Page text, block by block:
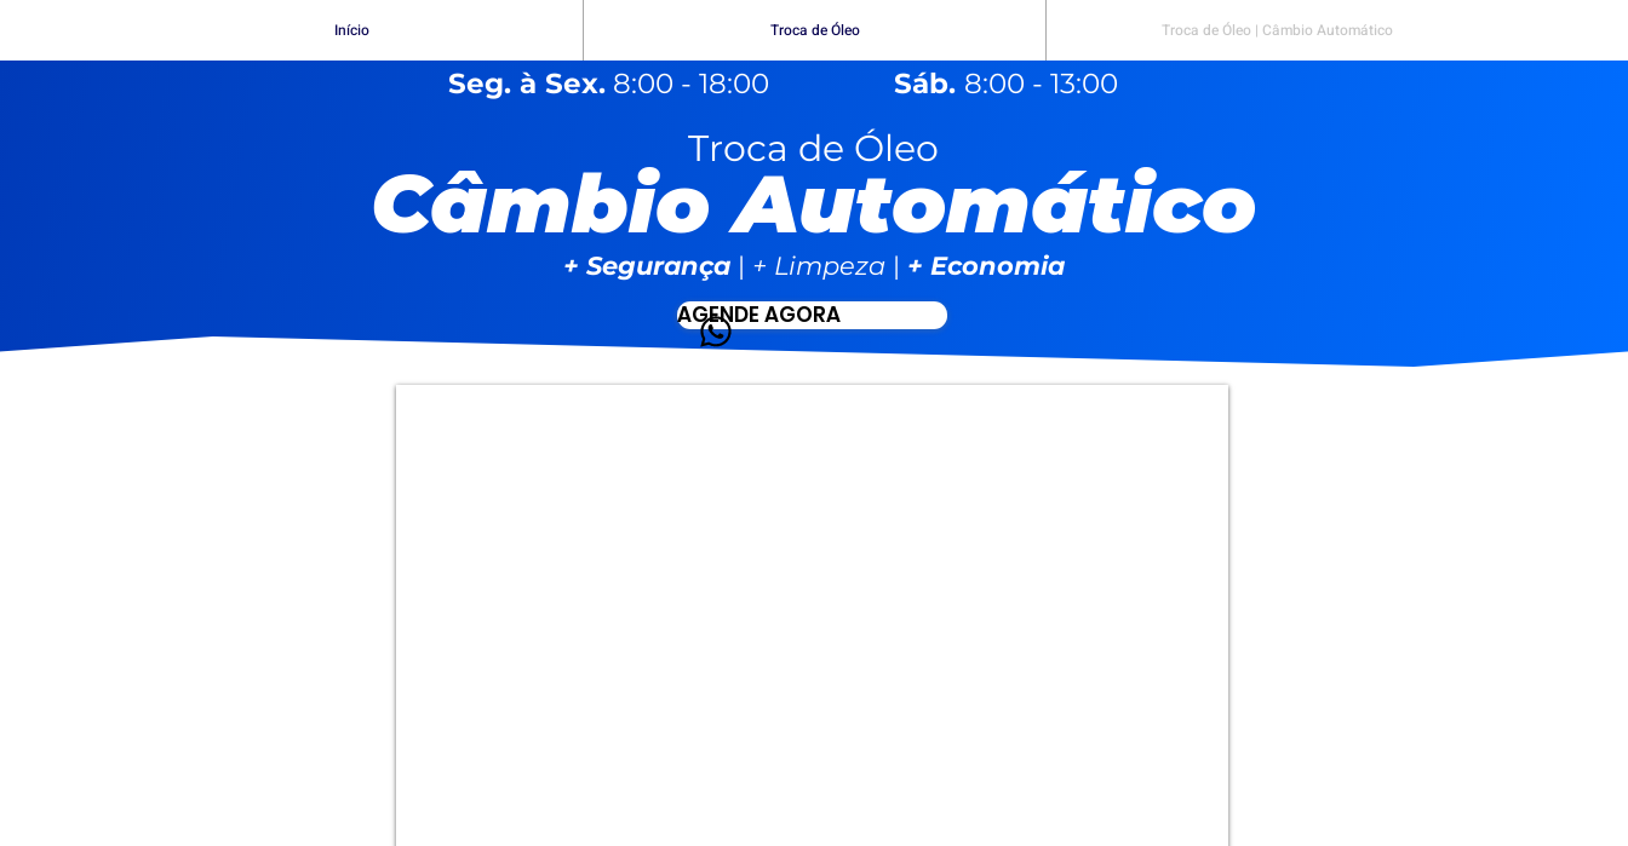
Início Troca de Óleo Troca de Óleo | Câmbio Automático
Seg. à Sex. 8:00 - 18:00 Sáb. 8:00 - 13:00
Troca de Óleo
Câmbio Automático
+ Segurança | + Limpeza | + Economia
AGENDE AGORA